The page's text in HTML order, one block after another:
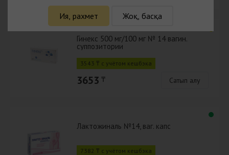
Гинекс 500 мг/100 мг № 14 вагин.
суппозитории
3543 ₸ с учётом кешбэка
3653 ₸ Сатып алу
Лактожиналь №14, ваг. капс
7382 ₸ с учётом кешбэка
Ия, рахмет Жоқ, басқа